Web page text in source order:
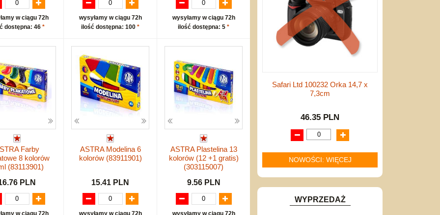
w ciągu 72h
dostępna: 46 *
wysyłamy w ciągu 72h
ilość dostępna: 100 *
wysyłamy w ciągu 72h
ilość dostępna: 5 *
Farby
8 kolorów
(83113901)
PLN
w ciągu 72h
ASTRA Modelina 6
kolorów (83911901)
15.41 PLN
wysyłamy w ciągu 72h
ASTRA Plastelina 13
kolorów (12 +1 gratis)
(303115007)
9.56 PLN
wysyłamy w ciągu 72h
Safari Ltd 100232 Orka 14,7 x
7,3cm
46.35 PLN
NOWOŚCI: WIĘCEJ
WYPRZEDAŻ